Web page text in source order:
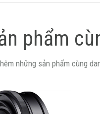
phẩm
những sản phẩm cùng